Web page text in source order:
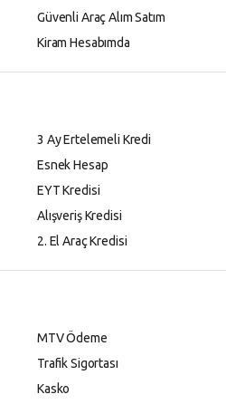
Güvenli Araç Alım Satım
Kiram Hesabımda
3 Ay Ertelemeli Kredi
Esnek Hesap
EYT Kredisi
Alışveriş Kredisi
2. El Araç Kredisi
MTV Ödeme
Trafik Sigortası
Kasko